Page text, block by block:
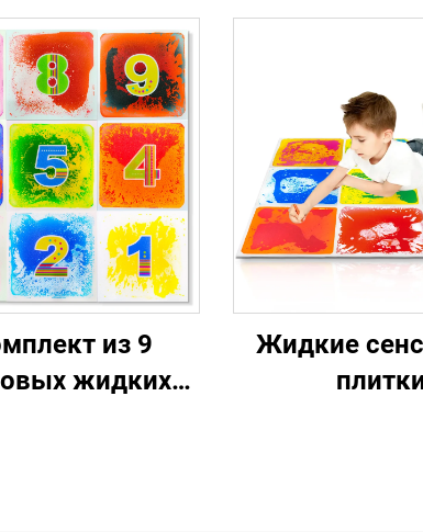
для
детей с
игрушки-
для
игрушки для
сжатия
печатные
игровые
детские
из 9
жидких
Жидкие